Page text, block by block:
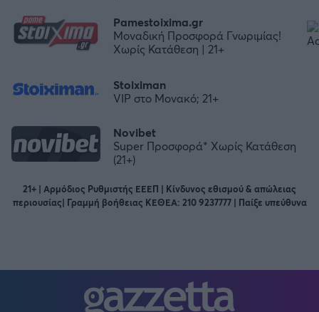
Stoiximan
VIP στο Μονακό; 21+
Novibet
Super Προσφορά* Χωρίς Κατάθεση
(21+)
Pamestoixima.gr
Μοναδική Προσφορά Γνωριμίας!
Χωρίς Κατάθεση | 21+
21+ | Αρμόδιος Ρυθμιστής ΕΕΕΠ | Κίνδυνος εθισμού & απώλειας
περιουσίας| Γραμμή βοήθειας ΚΕΘΕΑ: 210 9237777 | Παίξε υπεύθυνα